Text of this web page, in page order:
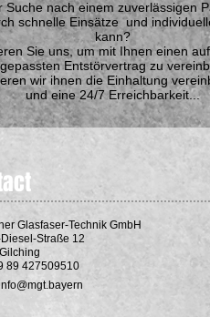
Suche nach einem zuverlässigen
schnelle Einsätze und
kann?
Sie uns, um mit Ihnen einen
Entstörvertrag zu
wir ihnen die Einhaltung
und eine 24/7 Erreichbarkeit...
Glasfaser-Technik GmbH
Straße 12
89 427509510